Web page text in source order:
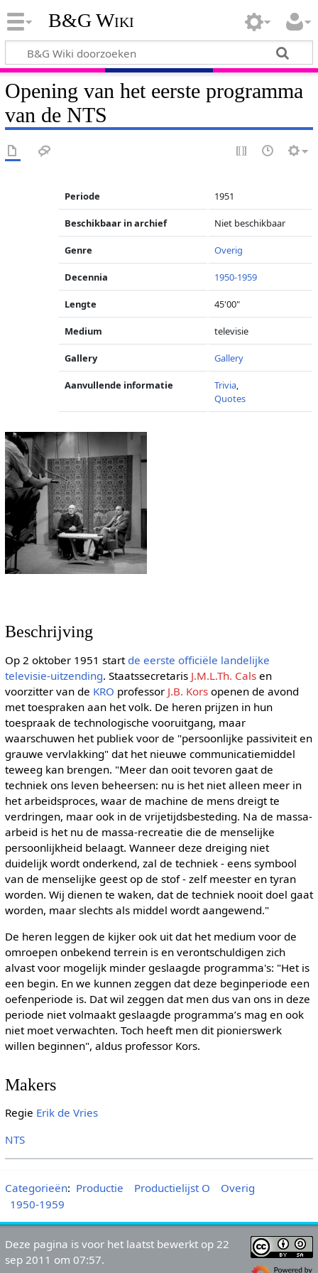
B&G Wiki
Opening van het eerste programma
van de NTS
Periode 1951
Beschikbaar in archief Niet beschikbaar
Genre Overig
Decennia 1950-1959
Lengte 45'00"
Medium televisie
Gallery Gallery
Aanvullende informatie Trivia,
Quotes
Beschrijving
Op 2 oktober 1951 start de eerste officiële landelijke
televisie-uitzending. Staatssecretaris J.M.L.Th. Calsen
voorzitter van de KRO professor J.B. Korsopenen de avond
met toespraken aan het volk. De heren prijzen in hun
toespraak de technologische vooruitgang, maar
waarschuwen het publiek voor de "persoonlijke passiviteit en
grauwe vervlakking" dat het nieuwe communicatiemiddel
teweeg kan brengen. "Meer dan ooit tevoren gaat de
techniek ons leven beheersen: nu is het niet alleen meer in
het arbeidsproces, waar de machine de mens dreigt te
verdringen, maar ook in de vrijetijdsbesteding. Na de massa-
arbeid is het nu de massa-recreatie die de menselijke
persoonlijkheid belaagt. Wanneer deze dreiging niet
duidelijk wordt onderkend, zal de techniek - eens symbool
van de menselijke geest op de stof - zelf meester en tyran
worden. Wij dienen te waken, dat de techniek nooit doel gaat
worden, maar slechts als middel wordt aangewend."
De heren leggen de kijker ook uit dat het medium voor de
omroepen onbekend terrein is en verontschuldigen zich
alvast voor mogelijk minder geslaagde programma's: "Het is
een begin. En we kunnen zeggen dat deze beginperiode een
oefenperiode is. Dat wil zeggen dat men dus van ons in deze
periode niet volmaakt geslaagde programma’s mag en ook
niet moet verwachten. Toch heeft men dit pionierswerk
willen beginnen", aldus professor Kors.
Makers
Regie Erik de Vries
NTS
Categorieën: Productie Productielijst O
Overig
1950-1959
Deze pagina is voor het laatst bewerkt op 22
sep 2011 om 07:57.